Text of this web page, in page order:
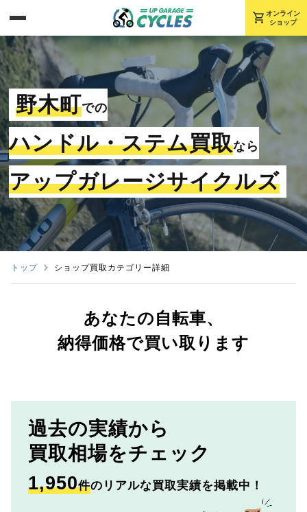
shopping_cart オンライン
ショップ
野木町での
ハンドル・ステム買取なら
アップガレージサイクルズ
トップ ショップ買取カテゴリー詳細
あなたの自転車、
納得価格で買い取ります
過去の実績から
買取相場をチェック
1,950件のリアルな買取実績を掲載中！